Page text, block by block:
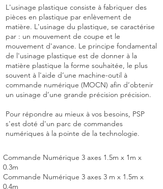
Commande Numérique 3 axes 1.5m x 1m x
0.3m
Commande Numérique 3 axes 3 m x 1.5m x
0.4m
L'usinage plastique consiste à fabriquer des
pièces en plastique par enlèvement de
matière. L'usinage du plastique, se caractérise
par : un mouvement de coupe et le
mouvement d'avance. Le principe fondamental
de l'usinage plastique est de donner à la
matière plastique la forme souhaitée, le plus
souvent à l'aide d’une machine-outil à
commande numérique (MOCN) afin d’obtenir
un usinage d’une grande précision précision.
Pour répondre au mieux à vos besoins, PSP
s'est doté d'un parc de commandes
numériques à la pointe de la technologie.